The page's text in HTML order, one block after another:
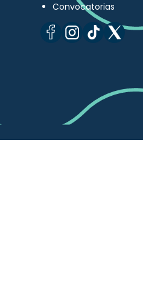
Convocatorias